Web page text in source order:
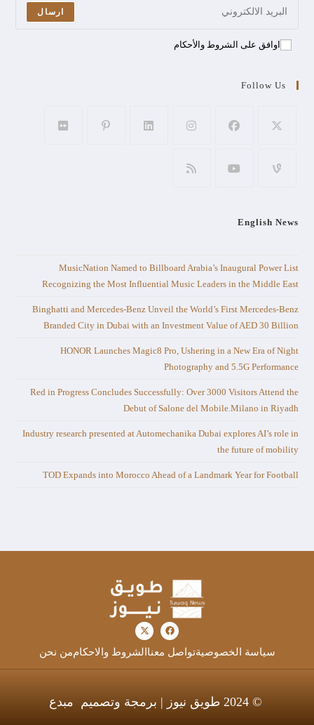
ارسال
اوافق على الشروط والأحكام
Follow Us
English News
MusicNation Named to Billboard Arabia’s Inaugural Power List
Recognizing the Most Influential Music Leaders in the Middle East
Binghatti and Mercedes-Benz Unveil the World’s First Mercedes-Benz
Branded City in Dubai with an Investment Value of AED 30 Billion
HONOR Launches Magic8 Pro, Ushering in a New Era of Night
Photography and 5.5G Performance
Red in Progress Concludes Successfully: Over 3000 Visitors Attend the
Debut of Salone del Mobile.Milano in Riyadh
Industry research presented at Automechanika Dubai explores AI’s role in
the future of mobility
TOD Expands into Morocco Ahead of a Landmark Year for Football
سياسة الخصوصيةتواصل معنا الشروط والاحكاممن نحن
© 2024 طويق نيوز | برمجة وتصميم مبدع